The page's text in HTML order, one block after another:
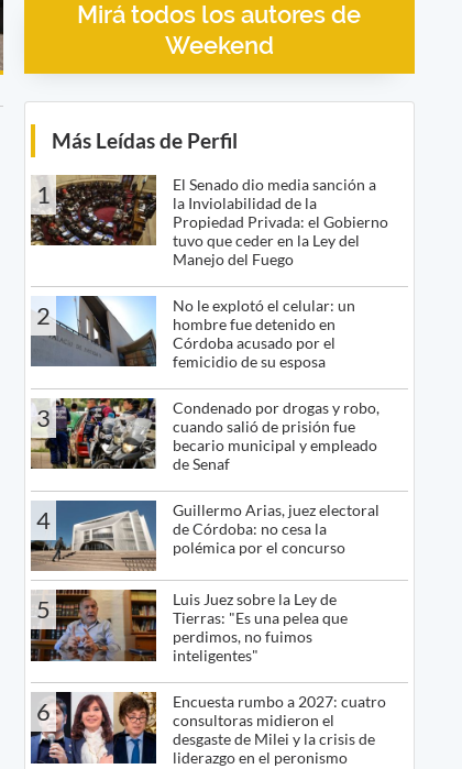
Mirá todos los autores de
Weekend
Más Leídas de Perfil
1
El Senado dio media sanción a
la Inviolabilidad de la
Propiedad Privada: el Gobierno
tuvo que ceder en la Ley del
Manejo del Fuego
2
No le explotó el celular: un
hombre fue detenido en
Córdoba acusado por el
femicidio de su esposa
3
Condenado por drogas y robo,
cuando salió de prisión fue
becario municipal y empleado
de Senaf
4
Guillermo Arias, juez electoral
de Córdoba: no cesa la
polémica por el concurso
5
Luis Juez sobre la Ley de
Tierras: "Es una pelea que
perdimos, no fuimos
inteligentes"
6
Encuesta rumbo a 2027: cuatro
consultoras midieron el
desgaste de Milei y la crisis de
liderazgo en el peronismo